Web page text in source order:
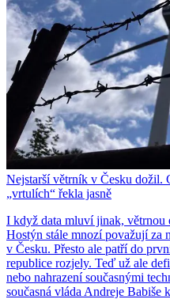
Nejstarší větrník v Česku dožil.
„vrtulích“ řekla jasně
I když data mluví jinak, větrnou
Hostýn stále mnozí považují za
v Česku. Přesto ale patří do
republice rozjely. Teď už ale
nebo nahrazení současnými
současná vláda Andreje Babiše